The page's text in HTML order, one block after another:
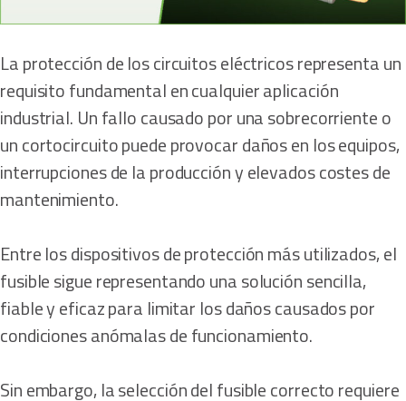
La protección de los circuitos eléctricos representa un
requisito fundamental en cualquier aplicación
industrial. Un fallo causado por una sobrecorriente o
un cortocircuito puede provocar daños en los equipos,
interrupciones de la producción y elevados costes de
mantenimiento.
Entre los dispositivos de protección más utilizados, el
fusible sigue representando una solución sencilla,
fiable y eficaz para limitar los daños causados por
condiciones anómalas de funcionamiento.
Sin embargo, la selección del fusible correcto requiere